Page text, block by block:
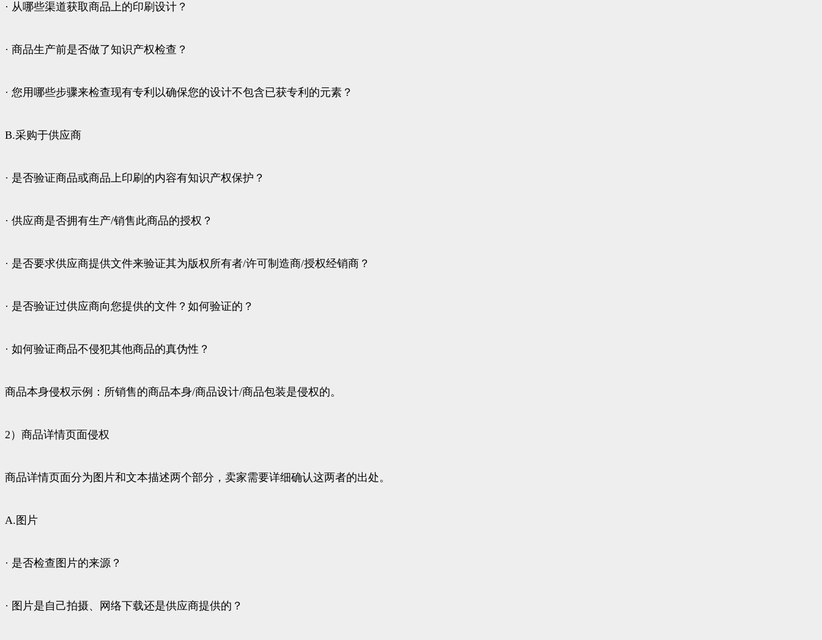
· 从哪些渠道获取商品上的印刷设计？
· 商品生产前是否做了知识产权检查？
· 您用哪些步骤来检查现有专利以确保您的设计不包含已获专利的元素？
B.采购于供应商
· 是否验证商品或商品上印刷的内容有知识产权保护？
· 供应商是否拥有生产/销售此商品的授权？
· 是否要求供应商提供文件来验证其为版权所有者/许可制造商/授权经销商？
· 是否验证过供应商向您提供的文件？如何验证的？
· 如何验证商品不侵犯其他商品的真伪性？
商品本身侵权示例：所销售的商品本身/商品设计/商品包装是侵权的。
2）商品详情页面侵权
商品详情页面分为图片和文本描述两个部分，卖家需要详细确认这两者的出处。
A.图片
· 是否检查图片的来源？
· 图片是自己拍摄、网络下载还是供应商提供的？